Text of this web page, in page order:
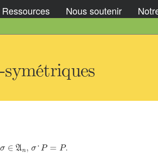
Ressources Nous soutenir
σ ∈ An
σ∈An , σ˙P = P
σ˙P= .